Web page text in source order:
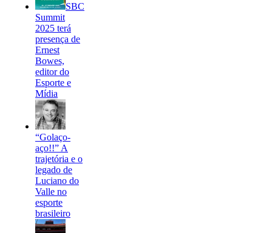
SBC
Summit
2025 terá
presença de
Ernest
Bowes,
editor do
Esporte e
Mídia
“Golaço-
aço!!” A
trajetória e o
legado de
Luciano do
Valle no
esporte
brasileiro